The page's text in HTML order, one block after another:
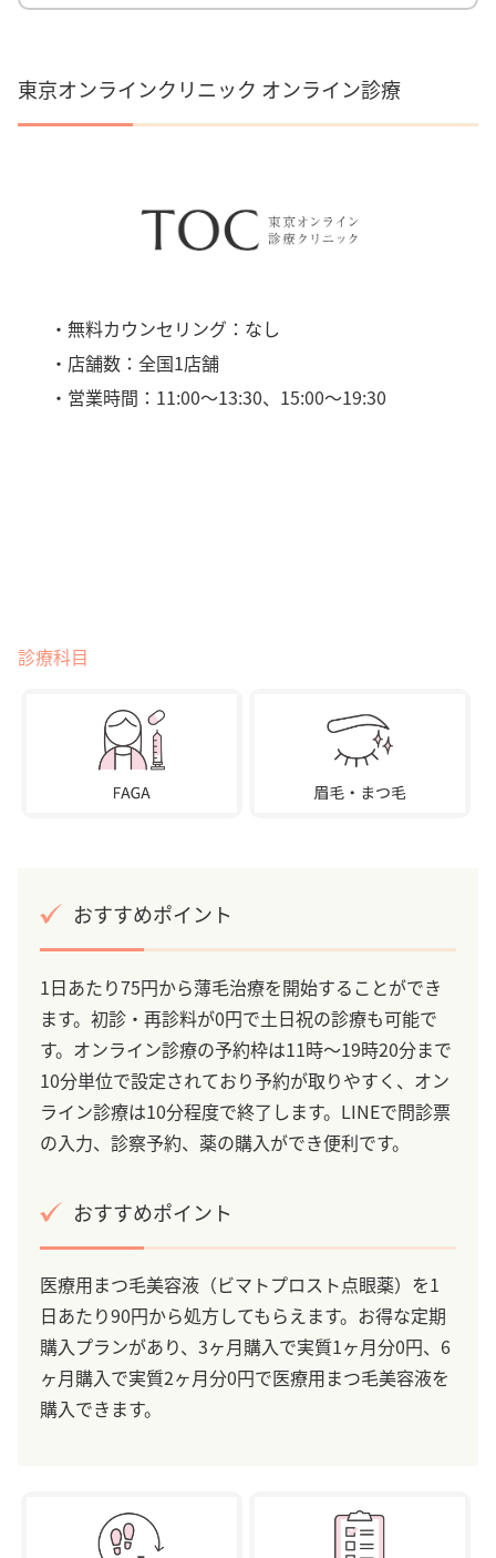
東京オンラインクリニック オンライン診療
・無料カウンセリング：なし
・店舗数：全国1店舗
・営業時間：11:00〜13:30、15:00〜19:30
診療科目
おすすめポイント
1日あたり75円から薄毛治療を開始することができ
ます。初診・再診料が0円で土日祝の診療も可能で
す。オンライン診療の予約枠は11時～19時20分まで
10分単位で設定されており予約が取りやすく、オン
ライン診療は10分程度で終了します。LINEで問診票
の入力、診察予約、薬の購入ができ便利です。
おすすめポイント
医療用まつ毛美容液（ビマトプロスト点眼薬）を1
日あたり90円から処方してもらえます。お得な定期
購入プランがあり、3ヶ月購入で実質1ヶ月分0円、6
ヶ月購入で実質2ヶ月分0円で医療用まつ毛美容液を
購入できます。